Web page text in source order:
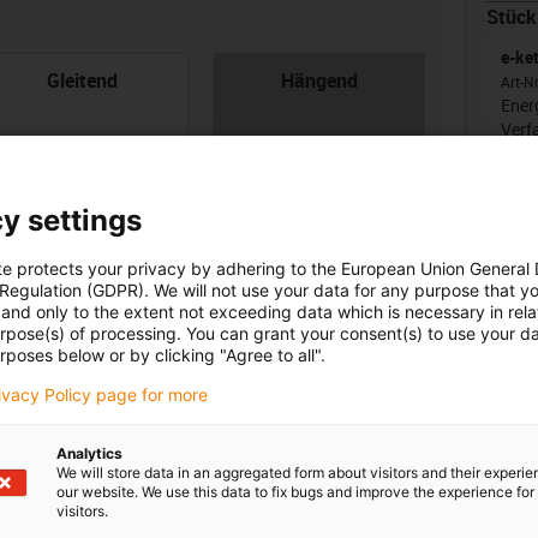
e-
Art-Nr.
checkGleitend Hängend
[Bi] [mm]
50
Biegeradius [R] [mm]
150
settings
protects your privacy by adhering to the European Union General
(GDPR). We will not use your data for any purpose that
only to the extent not exceeding data which is necessary in
of processing. You can grant your consent(s) to use your
below or by clicking "Agree to all".
Policy page for more
Analytics
We will store data in an aggregated form about visitors and their
our website. We use this data to fix bugs and improve the experience for
visitors.